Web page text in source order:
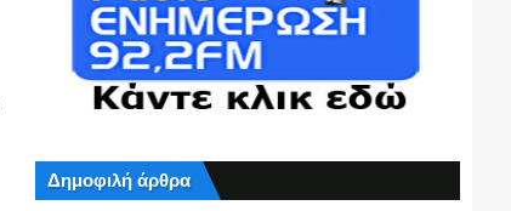
Δημοφιλή άρθρα